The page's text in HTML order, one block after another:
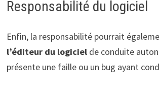
Responsabilité du logiciel
Enfin, la responsabilité pourrait
l’éditeur du logicielde conduite
présente une faille ou un bug ayant